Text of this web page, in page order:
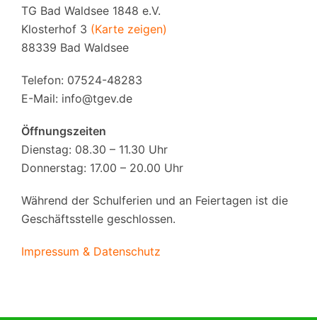
TG Bad Waldsee 1848 e.V.
Klosterhof 3 (Karte zeigen)
88339 Bad Waldsee
Telefon: 07524-48283
E-Mail: info@tgev.de
Öffnungszeiten
Dienstag: 08.30 – 11.30 Uhr
Donnerstag: 17.00 – 20.00 Uhr
Während der Schulferien und an Feiertagen ist die
Geschäftsstelle geschlossen.
Impressum & Datenschutz